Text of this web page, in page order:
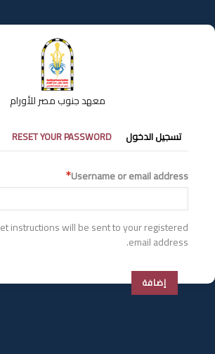
إلى
المحتوى
معهد جنوب مصر للأورام
التبويبات
الأساسية
تسجيل الدخول RESET YOUR PASSWORD
Username or email address
instructions will be sent to your registered
email address.